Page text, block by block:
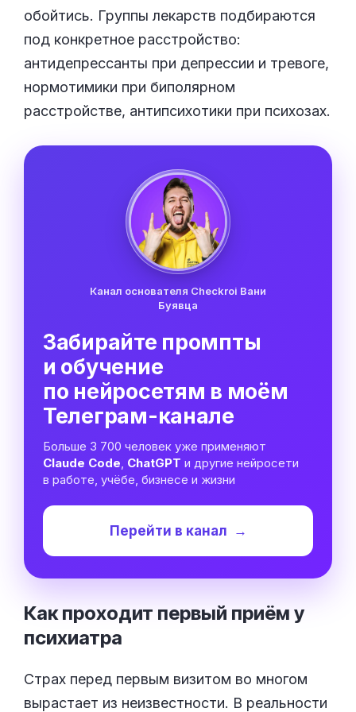
обойтись. Группы лекарств подбираются
под конкретное расстройство:
антидепрессанты при депрессии и тревоге,
нормотимики при биполярном
расстройстве, антипсихотики при психозах.
Канал основателя Checkroi Вани
Буявца
Забирайте промпты
и обучение
по нейросетям в моём
Телеграм-канале
Больше 3 700 человек уже применяют
Claude Code ChatGPT и другие нейросети
в работе, учёбе, бизнесе и жизни
Перейти в канал →
Как проходит первый приём у
психиатра
Страх перед первым визитом во многом
вырастает из неизвестности. В реальности